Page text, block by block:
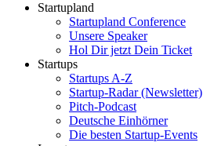
Startupland
Startupland Conference
Unsere Speaker
Hol Dir jetzt Dein Ticket
Startups
Startups A-Z
Startup-Radar (Newsletter)
Pitch-Podcast
Deutsche Einhörner
Die besten Startup-Events